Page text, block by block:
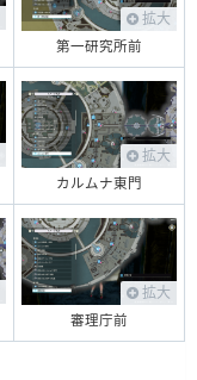
拡大
第一研究所前
拡大
カルムナ東門
拡大
審理庁前